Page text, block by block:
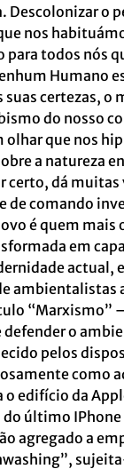
Descolonizar o
nos
para todos nós
Humano
suas certezas, o
do nosso
que nos
a natureza
certo, dá muitas
de comando
é quem mais
em
actual,
ambientalistas
“Marxismo”
o
pelos
como
o edifício da
do último IPhone
agregado a